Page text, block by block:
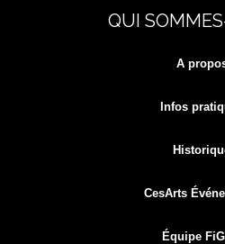
QUI
A
Infos
CesArts
Équipe